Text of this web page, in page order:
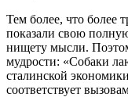
Тем более, что более
показали свою
нищету мысли.
мудрости: «Собаки
сталинской
соответствует